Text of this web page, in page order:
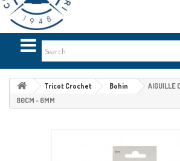
Tricot Crochet Bohin
AIGUILLE
80CM - 6MM